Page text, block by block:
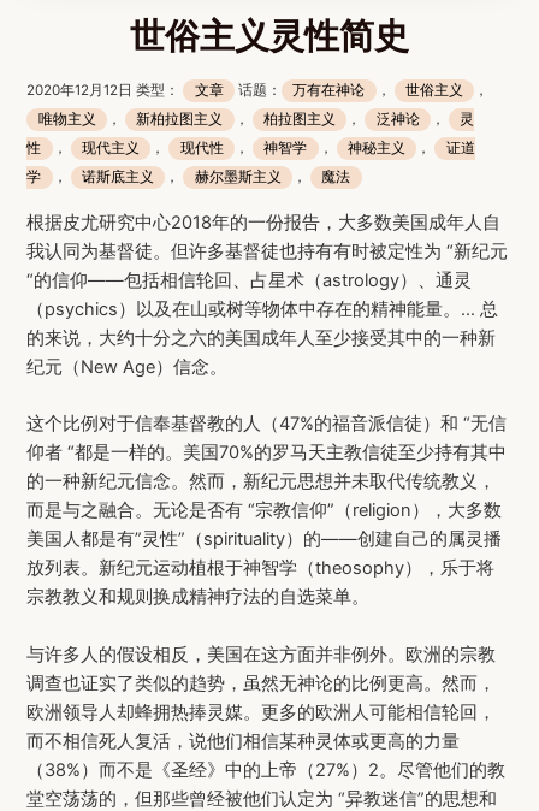
世俗主义灵性简史
2020年12月12日 类型： 文章 话题： 万有在神论 ， 世俗主义
，
唯物主义
， 新柏拉图主义 ， 柏拉图主义 ， 泛神论 ，
灵
性
， 现代主义 ， 现代性 ， 神智学 ， 神秘主义 ，
证道
学
， 诺斯底主义 ， 赫尔墨斯主义 ， 魔法
根据皮尤研究中心2018年的一份报告，大多数美国成年人自
我认同为基督徒。但许多基督徒也持有有时被定性为 “新纪元
“的信仰——包括相信轮回、占星术（astrology）、通灵
（psychics）以及在山或树等物体中存在的精神能量。… 总
的来说，大约十分之六的美国成年人至少接受其中的一种新
纪元（New Age）信念。
这个比例对于信奉基督教的人（47%的福音派信徒）和 “无信
仰者 “都是一样的。美国70%的罗马天主教信徒至少持有其中
的一种新纪元信念。然而，新纪元思想并未取代传统教义，
而是与之融合。无论是否有 “宗教信仰”（religion），大多数
美国人都是有”灵性”（spirituality）的——创建自己的属灵播
放列表。新纪元运动植根于神智学（theosophy），乐于将
宗教教义和规则换成精神疗法的自选菜单。
与许多人的假设相反，美国在这方面并非例外。欧洲的宗教
调查也证实了类似的趋势，虽然无神论的比例更高。然而，
欧洲领导人却蜂拥热捧灵媒。更多的欧洲人可能相信轮回，
而不相信死人复活，说他们相信某种灵体或更高的力量
（38%）而不是《圣经》中的上帝（27%）2。尽管他们的教
堂空荡荡的，但那些曾经被他们认定为 “异教迷信”的思想和